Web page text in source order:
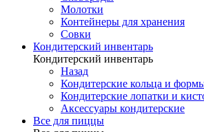
Молотки
Контейнеры для хранения
Совки
Кондитерский инвентарь
Кондитерский инвентарь
Назад
Кондитерские кольца и
Кондитерские лопатки и
Аксессуары кондитерские
Все для пиццы